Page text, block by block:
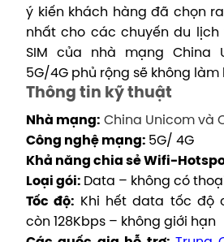
ý kiến khách hàng đã chọn
nhất cho các chuyến du lịch
SIM của nhà mạng China
5G/4G phủ rộng sẽ không
Thông tin kỹ thuật
Nhà mạng: China Unicom và
Công nghệ mạng: 5G/ 4G
Khả năng chia sẻ Wifi-
Loại gói: Data – không có
Tốc độ: Khi hết data tốc độ
còn 128Kbps – không giới hạn